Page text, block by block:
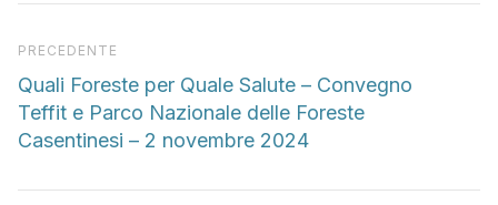
Articolo precedente
PRECEDENTE
Quali Foreste per Quale Salute – Convegno
Teffit e Parco Nazionale delle Foreste
Casentinesi – 2 novembre 2024